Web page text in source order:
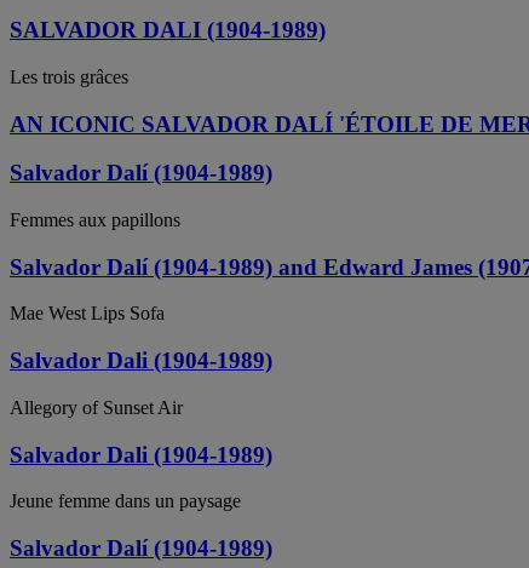
SALVADOR DALI (1904-1989)
Les trois grâces
AN ICONIC SALVADOR DALÍ 'ÉTOILE DE
Salvador Dalí (1904-1989)
Femmes aux papillons
Salvador Dalí (1904-1989) and Edward James
Mae West Lips Sofa
Salvador Dali (1904-1989)
Allegory of Sunset Air
Salvador Dali (1904-1989)
Jeune femme dans un paysage
Salvador Dalí (1904-1989)